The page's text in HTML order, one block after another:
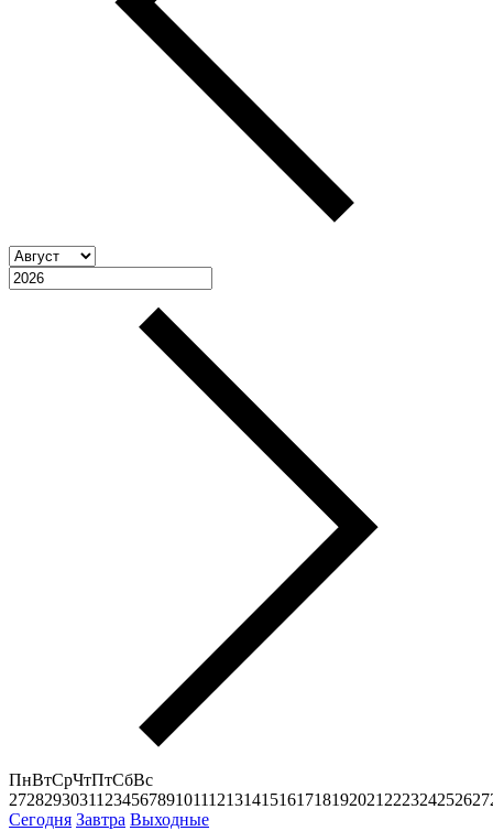
ПнВтСрЧтПтСбВс
27282930311 23456789101112131415161718192021 222324252627
Сегодня Завтра Выходные